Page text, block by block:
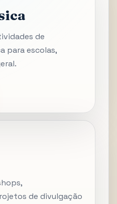
de
para escolas,
de divulgação